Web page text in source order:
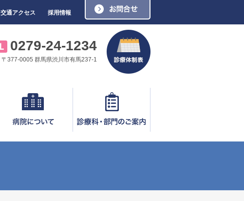
交通アクセス 採用情報
0279-24-1234
〒377-0005 群馬県渋川市有馬237-1